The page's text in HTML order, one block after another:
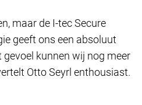
maar de I-tec Secure
geeft ons een absoluut
gevoel kunnen wij nog meer
Otto Seyrl enthousiast.